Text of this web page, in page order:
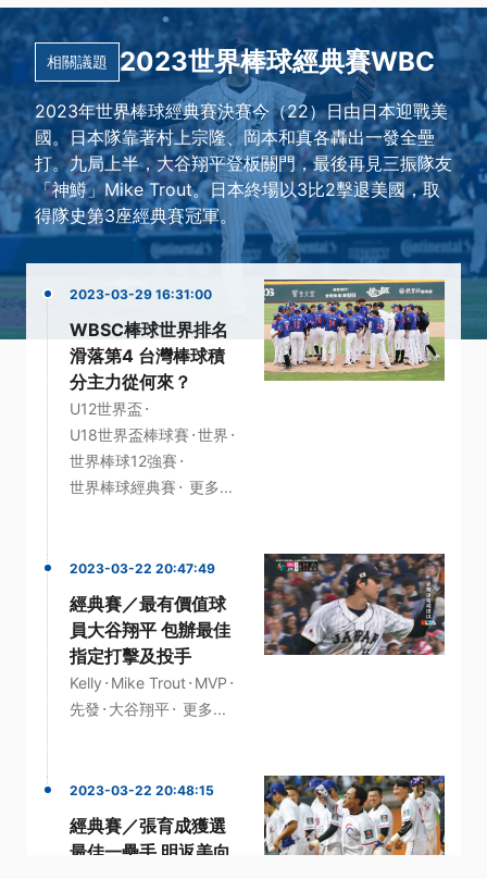
相關議題 2023世界棒球經典賽WBC
2023年世界棒球經典賽決賽今（22）日由日本迎戰美
國。日本隊靠著村上宗隆、岡本和真各轟出一發全壘
打。九局上半，大谷翔平登板關門，最後再見三振隊友
「神鱒」Mike Trout。日本終場以3比2擊退美國，取
得隊史第3座經典賽冠軍。
2023-03-29 16:31:00
WBSC棒球世界排名
滑落第4 台灣棒球積
分主力從何來？
U12世界盃·
U18世界盃棒球賽 ·世界 ·
世界棒球12強賽 ·
世界棒球經典賽 · 更多...
2023-03-22 20:47:49
經典賽／最有價值球
員大谷翔平 包辦最佳
指定打擊及投手
Kelly · Mike Trout· MVP ·
先發 · 大谷翔平· 更多...
2023-03-22 20:48:15
經典賽／張育成獲選
最佳一壘手 明返美向